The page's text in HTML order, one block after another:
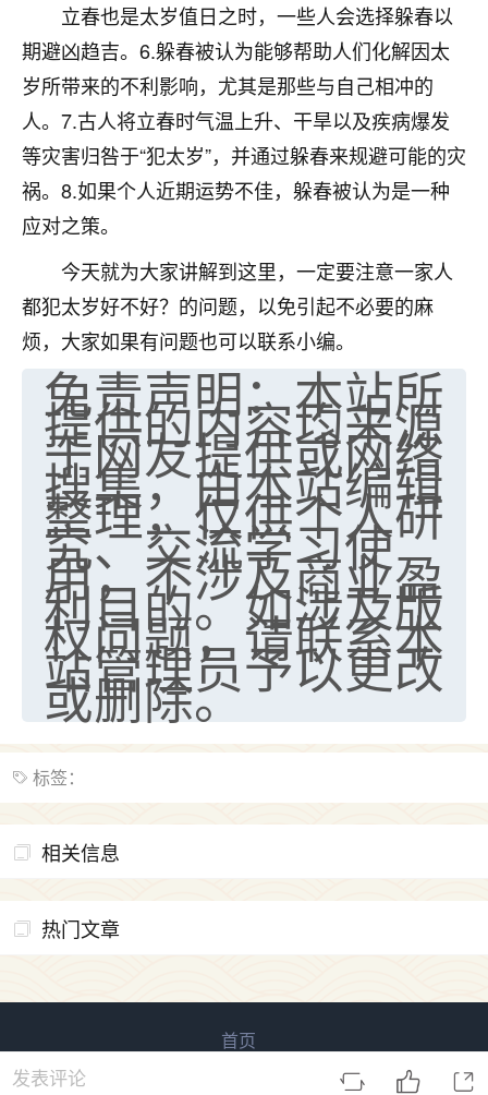
立春也是太岁值日之时，一些人会选择躲春以
期避凶趋吉。6.躲春被认为能够帮助人们化解因太
岁所带来的不利影响，尤其是那些与自己相冲的
人。7.古人将立春时气温上升、干旱以及疾病爆发
等灾害归咎于“犯太岁”，并通过躲春来规避可能的灾
祸。8.如果个人近期运势不佳，躲春被认为是一种
应对之策。
今天就为大家讲解到这里，一定要注意一家人
都犯太岁好不好？的问题，以免引起不必要的麻
烦，大家如果有问题也可以联系小编。
免责声明：本站所
提供的内容均来源
于网友提供或网络
搜集，由本站编辑
整理，仅供个人研
究、交流学习使
用，不涉及商业盈
利目的。如涉及版
权问题，请联系本
站管理员予以更改
或删除。
标签：
相关信息
热门文章
发表评论
Jessica李
老师做不做超度法事？我想给我奶奶做超度，她今年
刚去世了。
七零老顽童：我母亲前年离世，刚开始我经常
做梦梦见她，后来也是朋友介绍，找到慧来老
师，安排了超度法事，做梦再也没有梦到过
了，一开始是半信半疑的，图个心安，给亡母
2天前 来自云南 11
优秀的张同学
老师收徒吗？？我对这些很感兴趣
2天前 来自山西 15
首页
鲁ICP备2023027138号-3